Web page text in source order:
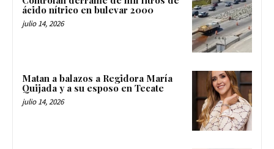
ácido nítrico en bulevar 2000
julio 14, 2026
Matan a balazos a Regidora María
Quijada y a su esposo en Tecate
julio 14, 2026